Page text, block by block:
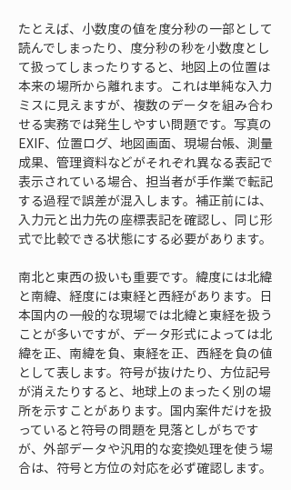
たとえば、小数度の値を度分秒の一部として
読んでしまったり、度分秒の秒を小数度とし
て扱ってしまったりすると、地図上の位置は
本来の場所から離れます。これは単純な入力
ミスに見えますが、複数のデータを組み合わ
せる実務では発生しやすい問題です。写真の
EXIF、位置ログ、地図画面、現場台帳、測量
成果、管理資料などがそれぞれ異なる表記で
表示されている場合、担当者が手作業で転記
する過程で誤差が混入します。補正前には、
入力元と出力先の座標表記を確認し、同じ形
式で比較できる状態にする必要があります。
南北と東西の扱いも重要です。緯度には北緯
と南緯、経度には東経と西経があります。日
本国内の一般的な現場では北緯と東経を扱う
ことが多いですが、データ形式によっては北
緯を正、南緯を負、東経を正、西経を負の値
として表します。符号が抜けたり、方位記号
が消えたりすると、地球上のまったく別の場
所を示すことがあります。国内案件だけを扱
っていると符号の問題を見落としがちです
が、外部データや汎用的な変換処理を使う場
合は、符号と方位の対応を必ず確認します。